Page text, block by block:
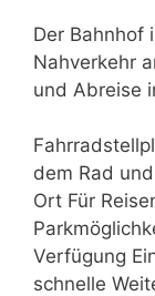
Der Bahnhof
Nahverkehr
und Abreise
dem Rad
Ort Für
Verfügung
schnelle